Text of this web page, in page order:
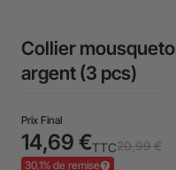
Collier
argent (3 pcs)
Prix Final
14,69 €TTC20,99 €
30,1% de remise